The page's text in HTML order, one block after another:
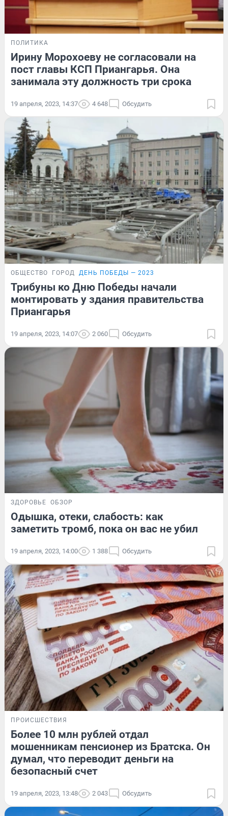
ПОЛИТИКА
Ирину Морохоеву не согласовали на
пост главы КСП Приангарья. Она
занимала эту должность три срока
19 апреля, 2023, 14:37 4 648 Обсудить
ОБЩЕСТВО ГОРОД ДЕНЬ ПОБЕДЫ — 2023
Трибуны ко Дню Победы начали
монтировать у здания правительства
Приангарья
19 апреля, 2023, 14:07 2 060 Обсудить
ЗДОРОВЬЕ ОБЗОР
Одышка, отеки, слабость: как
заметить тромб, пока он вас не убил
19 апреля, 2023, 14:00 1 388 Обсудить
ПРОИСШЕСТВИЯ
Более 10 млн рублей отдал
мошенникам пенсионер из Братска. Он
думал, что переводит деньги на
безопасный счет
19 апреля, 2023, 13:48 2 043 Обсудить